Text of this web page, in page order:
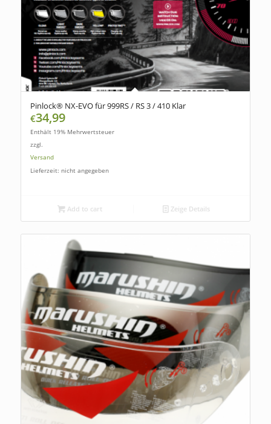
Pinlock® NX-EVO für 999RS / RS 3 / 410 Klar
€34,99
Enthält 19% Mehrwertsteuer
zzgl.
Versand
Lieferzeit: nicht angegeben
Add to cart Zeige Details